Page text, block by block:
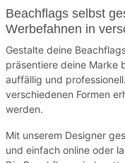
Beachflags selbst
Werbefahnen in
Gestalte deine
präsentiere deine Marke
auffällig und
verschiedenen Formen
werden.
Mit unserem Designer
und einfach online oder